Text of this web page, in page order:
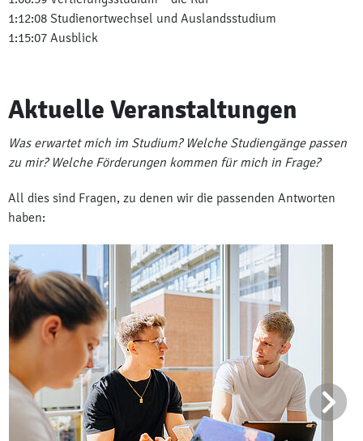
1:12:08 Studienortwechsel und Auslandsstudium
1:15:07 Ausblick
Aktuelle Veranstaltungen
Was erwartet mich im Studium? Welche Studiengänge passen
zu mir? Welche Förderungen kommen für mich in Frage?
All dies sind Fragen, zu denen wir die passenden Antworten
haben: